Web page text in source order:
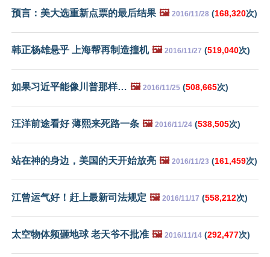
预言：美大选重新点票的最后结果 🖼️ 2016/11/28 (168,320次)
韩正杨雄悬乎 上海帮再制造撞机 🖼️ 2016/11/27 (519,040次)
如果习近平能像川普那样… 🖼️ 2016/11/25 (508,665次)
汪洋前途看好 薄熙来死路一条 🖼️ 2016/11/24 (538,505次)
站在神的身边，美国的天开始放亮 🖼️ 2016/11/23 (161,459次)
江曾运气好！赶上最新司法规定 🖼️ 2016/11/17 (558,212次)
太空物体频砸地球 老天爷不批准 🖼️ 2016/11/14 (292,477次)